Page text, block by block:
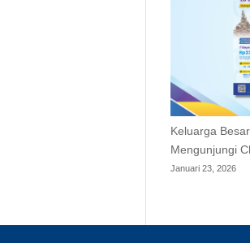
Keluarga
Mengunjungi
Januari 23, 2026